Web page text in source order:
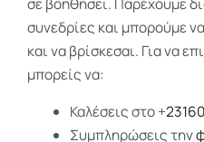
συνεδρίες και μπορούμε
και να βρίσκεσαι. Για να
μπορείς να:
Καλέσεις στο +
Συμπληρώσεις την